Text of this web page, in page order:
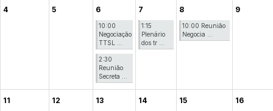
4 5 6
10:00
Negociação
TTSL ...
2:30
Reunião
Secreta ...
7
1:15
Plenário
dos tr ...
8
10:00 Reunião
Negocia ...
9
11 12 13 14 15 16